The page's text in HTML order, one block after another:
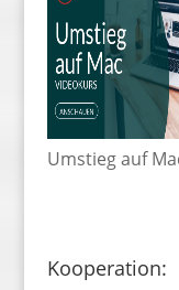
Umstieg auf
Kooperation: